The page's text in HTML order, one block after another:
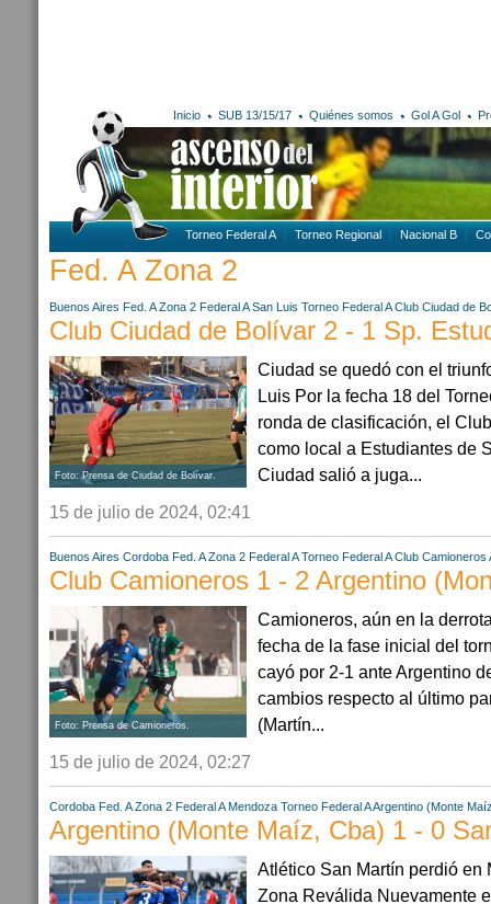
Inicio SUB 13/15/17 Quiénes somos Gol A Gol
Torneo Federal A Torneo Regional Nacional B
Fed. A Zona 2
Buenos Aires Fed. A Zona 2 Federal A San Luis Torneo Federal A Club Ciudad de
Club Ciudad de Bolívar 2 - 1 Sp.
Foto: Prensa de Ciudad de Bolívar.
Ciudad se quedó con el
Luis Por la fecha 18 del
ronda de clasificación, el
como local a Estudiantes de
Ciudad salió a juga...
15 de julio de 2024, 02:41
Buenos Aires Cordoba Fed. A Zona 2 Federal A Torneo Federal A Club Camioneros
Club Camioneros 1 - 2 Argentino
Foto: Prensa de Camioneros.
Camioneros, aún en la
fecha de la fase inicial del
cayó por 2-1 ante Argentino
cambios respecto al último
(Martín...
15 de julio de 2024, 02:27
Cordoba Fed. A Zona 2 Federal A Mendoza Torneo Federal AArgentino (Monte
Argentino (Monte Maíz, Cba) 1 - 0
Atlético San Martín perdió en
Zona Reválida Nuevamente